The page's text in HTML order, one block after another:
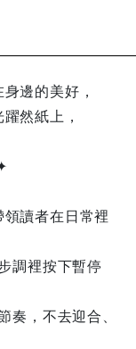
邊的美好，
然紙上，
讀者在日常裡
調裡按下暫停
奏，不去迎合、